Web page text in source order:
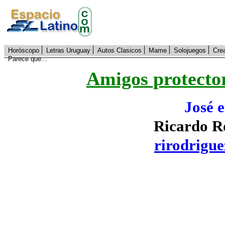
Horóscopo Letras Uruguay Autos Clasicos Mame Solojuegos
Parece que...
Amigos
José
Ricardo